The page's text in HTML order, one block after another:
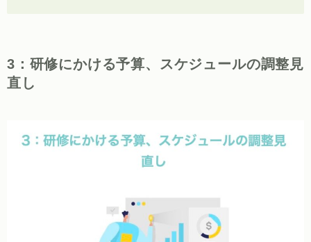
3：研修にかける予算、スケジュールの調整見
直し